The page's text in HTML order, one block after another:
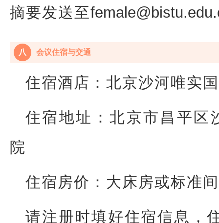
摘要发送至
八 会议住宿与交通
住宿酒店：北京沙河唯实
住宿地址：北京市昌平区
院
住宿房价：大床房或标准
请注册时填好住宿信息，